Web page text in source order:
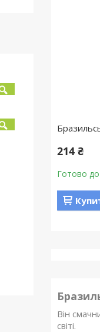
214 ₴
Готово до
Він
світі.